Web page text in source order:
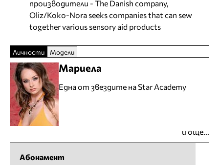
производители - The Danish company,
Oliz/Koko-Nora seeks companies that can sew
together various sensory aid products
Личности Модели
Мариела
Една от звездите на Star Academy
и още...
Абонамент